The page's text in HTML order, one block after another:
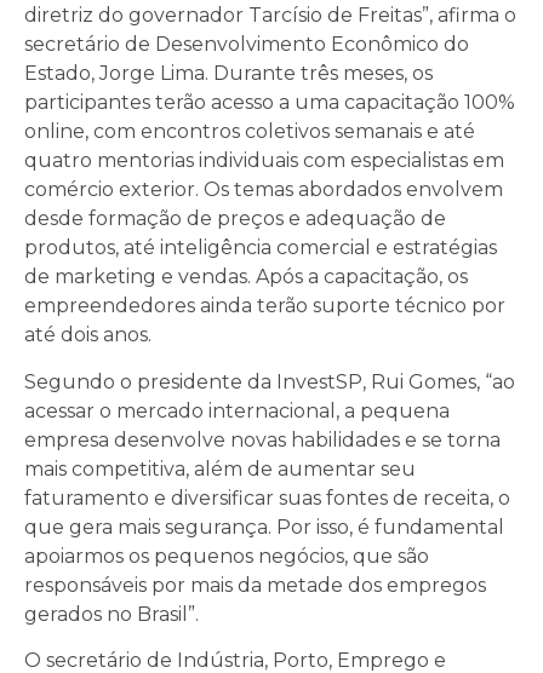
diretriz do governador Tarcísio de Freitas”, afirma o
secretário de Desenvolvimento Econômico do
Estado, Jorge Lima. Durante três meses, os
participantes terão acesso a uma capacitação 100%
online, com encontros coletivos semanais e até
quatro mentorias individuais com especialistas em
comércio exterior. Os temas abordados envolvem
desde formação de preços e adequação de
produtos, até inteligência comercial e estratégias
de marketing e vendas. Após a capacitação, os
empreendedores ainda terão suporte técnico por
até dois anos.
Segundo o presidente da InvestSP, Rui Gomes, “ao
acessar o mercado internacional, a pequena
empresa desenvolve novas habilidades e se torna
mais competitiva, além de aumentar seu
faturamento e diversificar suas fontes de receita, o
que gera mais segurança. Por isso, é fundamental
apoiarmos os pequenos negócios, que são
responsáveis por mais da metade dos empregos
gerados no Brasil”.
O secretário de Indústria, Porto, Emprego e